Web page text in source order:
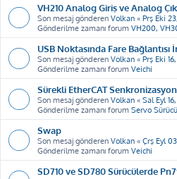
VH210 Analog Giriş ve Analog
Son mesaj gönderen Volkan « Prş Eki
Gönderilme zamanı forum VH200,
USB Noktasında Fare
Son mesaj gönderen Volkan « Prş Eki
Gönderilme zamanı forum Veichi
Sürekli EtherCAT
Son mesaj gönderen Volkan « Sal Eyl
Gönderilme zamanı forum Servo Sürücü
Swap
Son mesaj gönderen Volkan « Çrş Eyl
Gönderilme zamanı forum Veichi
SD710 ve SD780 Sürücülerde